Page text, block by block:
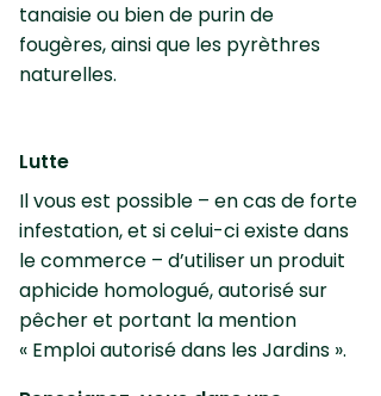
tanaisie ou bien de purin de
fougères, ainsi que les pyrèthres
naturelles.
Lutte
Il vous est possible – en cas de forte
infestation, et si celui-ci existe dans
le commerce – d’utiliser un produit
aphicide homologué, autorisé sur
pêcher et portant la mention
« Emploi autorisé dans les Jardins ».